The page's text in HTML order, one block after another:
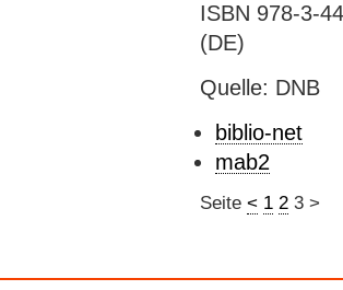
ISBN 978-3-
(DE)
Quelle: DNB
biblio-net
mab2
Seite < 1 2 3 >